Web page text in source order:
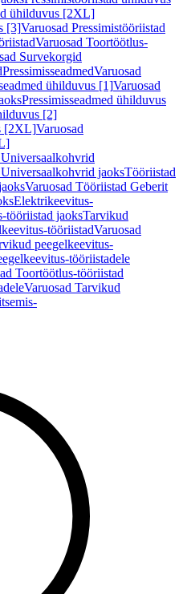
ühilduvus [2XL]
[3]Varuosad Pressimistööriistad
Varuosad Toortöötlus-
Survekorgid
PressimisseadmedVaruosad
ühilduvus [1]Varuosad
Pressimisseadmed ühilduvus
[2]
[2XL]Varuosad
jaoksTööriistad
Varuosad Tööriistad Geberit
Elektrikeevitus-
tööriistad jaoksTarvikud
tööriistadVaruosad
peegelkeevitus-
tööriistadele
Toortöötlus-tööriistad
Varuosad Tarvikud